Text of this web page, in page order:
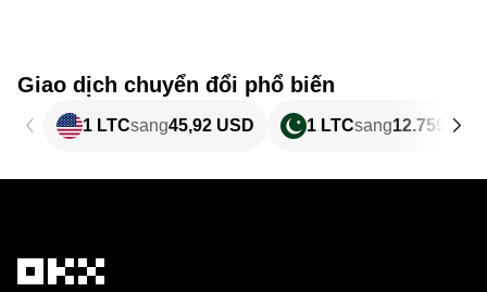
Giao dịch chuyển đổi phổ biến
1 LTCsang45,92 USD 1 LTCsang12.759,77